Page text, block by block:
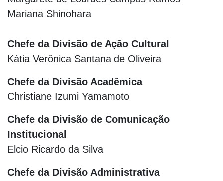
Mariana Shinohara
Chefe da Divisão de Ação Cultural
Kátia Verônica Santana de Oliveira
Chefe da Divisão Acadêmica
Christiane Izumi Yamamoto
Chefe da Divisão de Comunicação
Institucional
Elcio Ricardo da Silva
Chefe da Divisão Administrativa